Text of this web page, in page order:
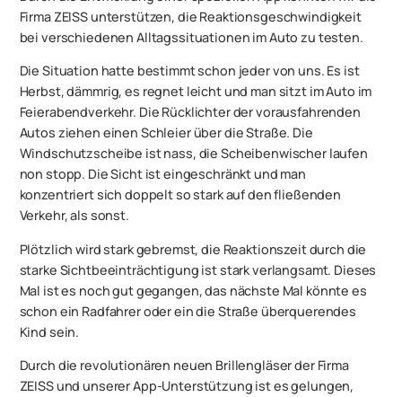
Firma ZEISS unterstützen, die Reaktionsgeschwindigkeit
bei verschiedenen Alltagssituationen im Auto zu testen.
Die Situation hatte bestimmt schon jeder von uns. Es ist
Herbst, dämmrig, es regnet leicht und man sitzt im Auto im
Feierabendverkehr. Die Rücklichter der vorausfahrenden
Autos ziehen einen Schleier über die Straße. Die
Windschutzscheibe ist nass, die Scheibenwischer laufen
non stopp. Die Sicht ist eingeschränkt und man
konzentriert sich doppelt so stark auf den fließenden
Verkehr, als sonst.
Plötzlich wird stark gebremst, die Reaktionszeit durch die
starke Sichtbeeinträchtigung ist stark verlangsamt. Dieses
Mal ist es noch gut gegangen, das nächste Mal könnte es
schon ein Radfahrer oder ein die Straße überquerendes
Kind sein.
Durch die revolutionären neuen Brillengläser der Firma
ZEISS und unserer App-Unterstützung ist es gelungen,